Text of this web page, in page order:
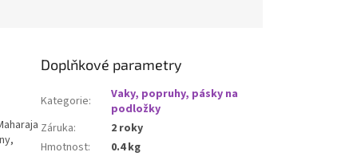
snadno složit a uložit do
pro cestování, dovolenou i
každodenní praxi mimo domov.
Doplňkové parametry
Kategorie:
Vaky, popruhy, pásky na
podložky
Záruka:
2 roky
Hmotnost:
0.4 kg